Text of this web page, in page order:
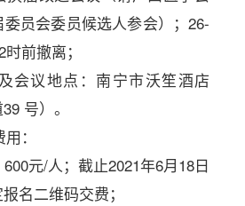
员会委员候选人参会）；26-
前撤离；
会议地点：南宁市沃笙酒店
39 号）。
：
元/人；截止2021年6月18日
名二维码交费；